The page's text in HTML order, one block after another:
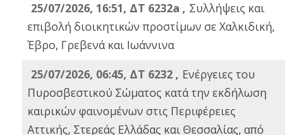
25/07/2026, 16:51, ΔΤ 6232a , Συλλήψεις και
επιβολή διοικητικών προστίμων σε Χαλκιδική,
Έβρο, Γρεβενά και Ιωάννινα
25/07/2026, 06:45, ΔΤ 6232 , Ενέργειες του
Πυροσβεστικού Σώματος κατά την εκδήλωση
καιρικών φαινομένων στις Περιφέρειες
Αττικής, Στερεάς Ελλάδας και Θεσσαλίας, από